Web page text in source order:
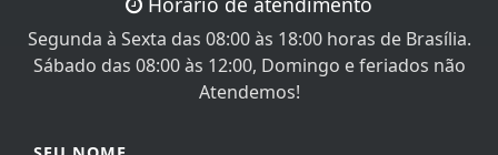
Segunda à Sexta das 08:00 às 18:00 horas de Brasília.
Sábado das 08:00 às 12:00, Domingo e feriados não
Atendemos!